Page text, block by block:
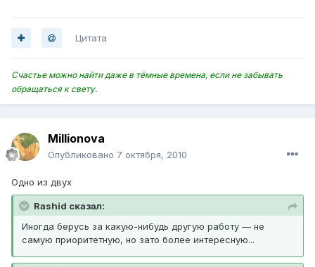
Цитата
Счастье можно найти даже в тёмные времена, если не забывать
обращаться к свету.
Millionova
Опубликовано 7 октября, 2010
Одно из двух
Rashid сказал:
Иногда берусь за какую-нибудь другую работу — не
самую приоритетную, но зато более интересную...